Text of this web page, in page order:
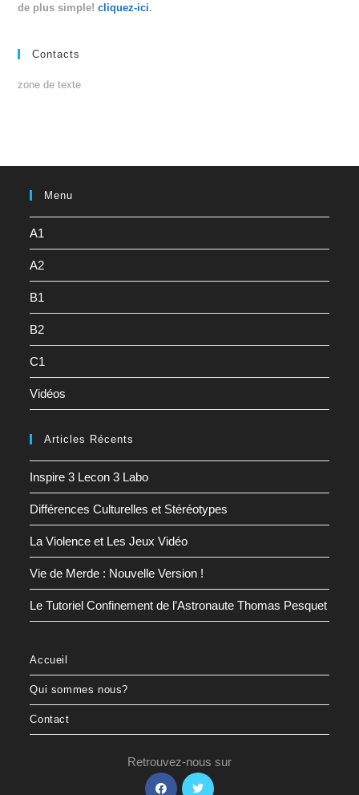
de plus simple!cliquez-ici.
Contacts
zone de texte
Menu
A1
A2
B1
B2
C1
Vidéos
Articles Récents
Inspire 3 Lecon 3 Labo
Différences Culturelles et Stéréotypes
La Violence et Les Jeux Vidéo
Vie de Merde : Nouvelle Version !
Le Tutoriel Confinement de l’Astronaute Thomas Pesquet
Accueil
Qui sommes nous?
Contact
Retrouvez-nous sur
S’ouvreS’ouvre